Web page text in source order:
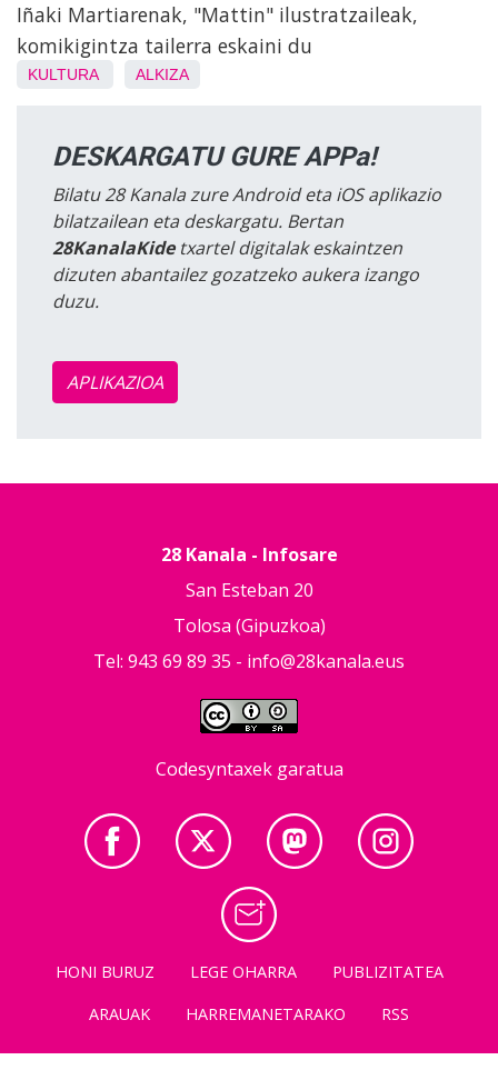
Iñaki Martiarenak, "Mattin" ilustratzaileak,
komikigintza tailerra eskaini du
KULTURA ALKIZA
DESKARGATU GURE APPa!
Bilatu 28 Kanala zure Android eta iOS aplikazio
bilatzailean eta deskargatu. Bertan
28KanalaKidetxartel digitalak eskaintzen
dizuten abantailez gozatzeko aukera izango
duzu.
APLIKAZIOA
28 Kanala - Infosare
San Esteban 20
Tolosa (Gipuzkoa)
Tel: 943 69 89 35 - info@28kanala.eus
Codesyntaxek garatua
HONI BURUZ LEGE OHARRA
PUBLIZITATEA
ARAUAK
HARREMANETARAKO RSS